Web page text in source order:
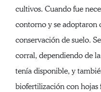
cultivos. Cuando fue
contorno y se adoptaron
conservación de suelo.
corral, dependiendo de
tenía disponible, y
biofertilización con hojas